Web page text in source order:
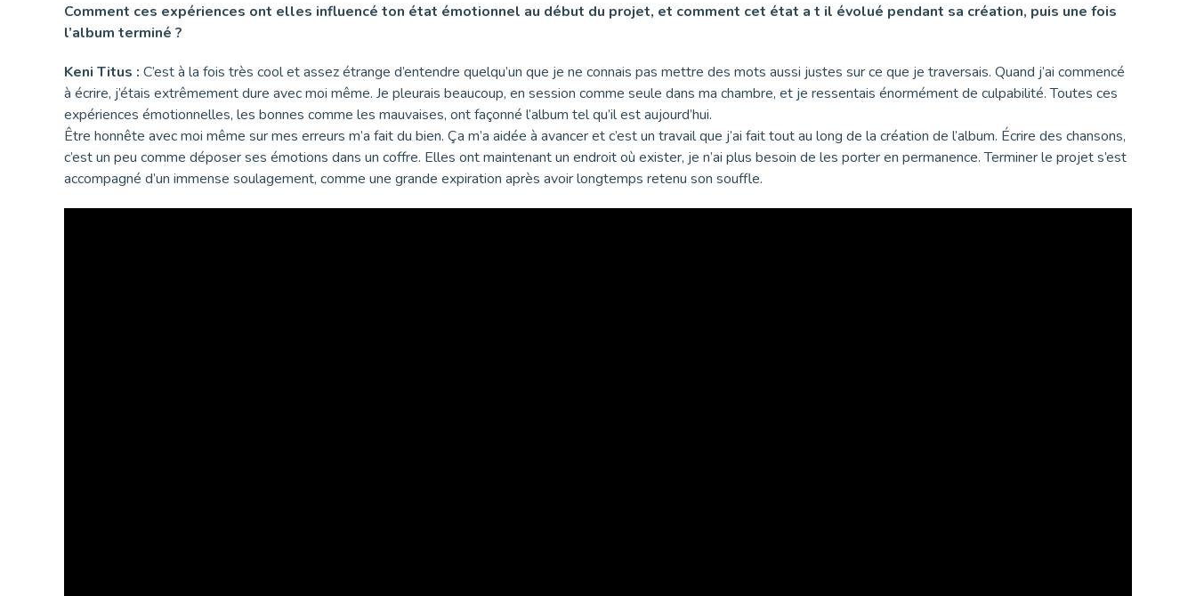
Comment ces expériences ont elles influencé ton état émotionnel au début du projet, et comment cet état a t il évolué pendant sa création, puis une fois
l’album terminé ?
Keni Titus : C’est à la fois très cool et assez étrange d’entendre quelqu’un que je ne connais pas mettre des mots aussi justes sur ce que je traversais. Quand j’ai commencé
à écrire, j’étais extrêmement dure avec moi même. Je pleurais beaucoup, en session comme seule dans ma chambre, et je ressentais énormément de culpabilité. Toutes ces
expériences émotionnelles, les bonnes comme les mauvaises, ont façonné l’album tel qu’il est aujourd’hui.
Être honnête avec moi même sur mes erreurs m’a fait du bien. Ça m’a aidée à avancer et c’est un travail que j’ai fait tout au long de la création de l’album. Écrire des chansons,
c’est un peu comme déposer ses émotions dans un coffre. Elles ont maintenant un endroit où exister, je n’ai plus besoin de les porter en permanence. Terminer le projet s’est
accompagné d’un immense soulagement, comme une grande expiration après avoir longtemps retenu son souffle.